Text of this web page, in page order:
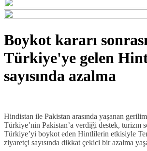
Boykot kararı
Türkiye'ye gelen
sayısında azalma
Hindistan ile Pakistan arasında yaşanan
Türkiye’nin Pakistan’a verdiği destek, turizm
Türkiye’yi boykot eden Hintlilerin etkisiyle
ziyaretçi sayısında dikkat çekici bir azalma